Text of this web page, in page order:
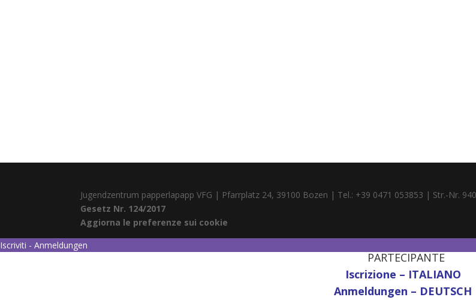
Jugendzentrum papperlapapp VFG | Pfarrplatz 24, 39100 Bozen | Tel.: +39 0471 053853 | Str.-Nr.
Gesetz Nr. 124/2017
Aggiorna le preferenze sui cookie
Iscriviti - Anmeldungen
PARTECIPANTE
Iscrizione – ITALIANO
Anmeldungen – DEUTSCH